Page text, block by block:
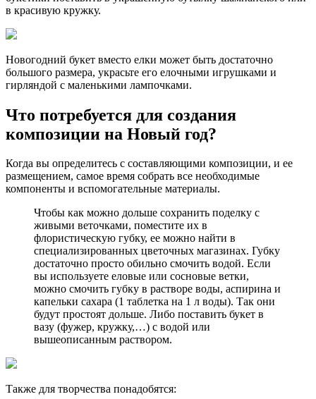
в красивую кружку.
Новогодний букет вместо елки может быть достаточно
большого размера, украсьте его елочными игрушками и
гирляндой с маленькими лампочками.
Что потребуется для создания
композиции на Новый год?
Когда вы определитесь с составляющими композиции, и ее
размещением, самое время собрать все необходимые
компоненты и вспомогательные материалы.
Чтобы как можно дольше сохранить поделку с
живыми веточками, поместите их в
флористическую губку, ее можно найти в
специализированных цветочных магазинах. Губку
достаточно просто обильно смочить водой. Если
вы используете еловые или сосновые ветки,
можно смочить губку в растворе воды, аспирина и
капельки сахара (1 таблетка на 1 л воды). Так они
будут простоят дольше. Либо поставить букет в
вазу (фужер, кружку,…) с водой или
вышеописанным раствором.
Также для творчества понадобятся: